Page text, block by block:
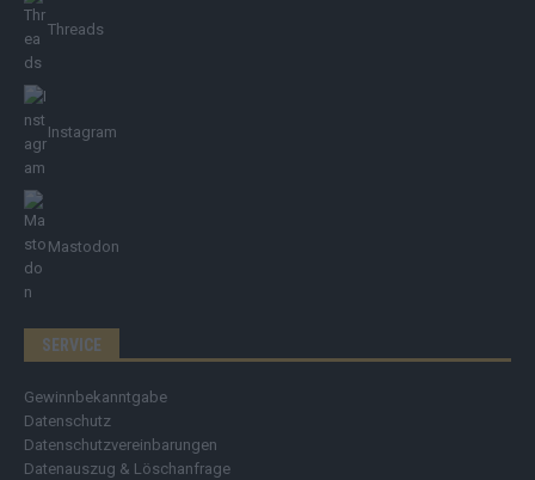
Threads
Instagram
Mastodon
SERVICE
Gewinnbekanntgabe
Datenschutz
Datenschutzvereinbarungen
Datenauszug & Löschanfrage